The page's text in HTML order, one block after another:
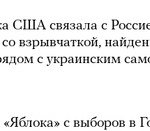
США связала с
взрывчаткой,
с украинским
с выборов в